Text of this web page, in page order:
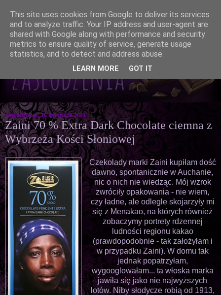
poniedziałek, 15 listopada 2021
Zaini 70 % Extra Dark Chocolate ciemna z
Wybrzeża Kości Słoniowej
Czekolady marki Zaini kupiłam dość
dawno, spontanicznie w Auchanie,
nic o nich nie wiedząc. Mój wzrok
zwróciły opakowania - nie wiem,
czy ładne, ale odlegle skojarzyły mi
się z Menakao, na których również
zobaczymy portrety rdzennej
ludności regionu kakao
(prawdopodobnie - tak założyłam i
w przypadku Zaini). W domu tak
jednak popatrzyłam,
wygooglowałam... ta włoska marka
jawiła się jako nie najwyższych
lotów. Niby słodycze robią od 1913,
This site uses cookies from Google to deliver its services
and to analyze traffic. Your IP address and user-agent are
shared with Google along with performance and security
metrics to ensure quality of service, generate usage
statistics, and to detect and address abuse.
LEARN MORE GOT IT